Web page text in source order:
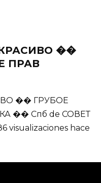
��
ПРАВ
�� ГРУБОЕ
�� Спб de СОВЕТ
hace